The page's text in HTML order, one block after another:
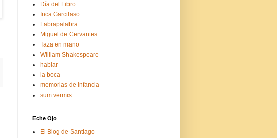
Día del Libro
Inca Garcilaso
Labrapalabra
Miguel de Cervantes
Taza en mano
William Shakespeare
hablar
la boca
memorias de infancia
sum vermis
Eche Ojo
El Blog de Santiago